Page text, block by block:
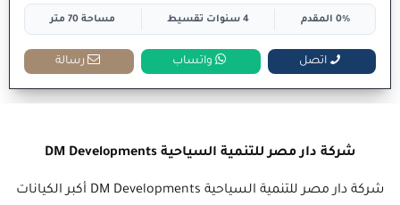
0% المقدم 4 سنوات تقسيط مساحة 70 متر
اتصل واتساب رسالة
شركة دار مصر للتنمية السياحية DM Developments
شركة دار مصر للتنمية السياحية DM Developments أكبر الكيانات